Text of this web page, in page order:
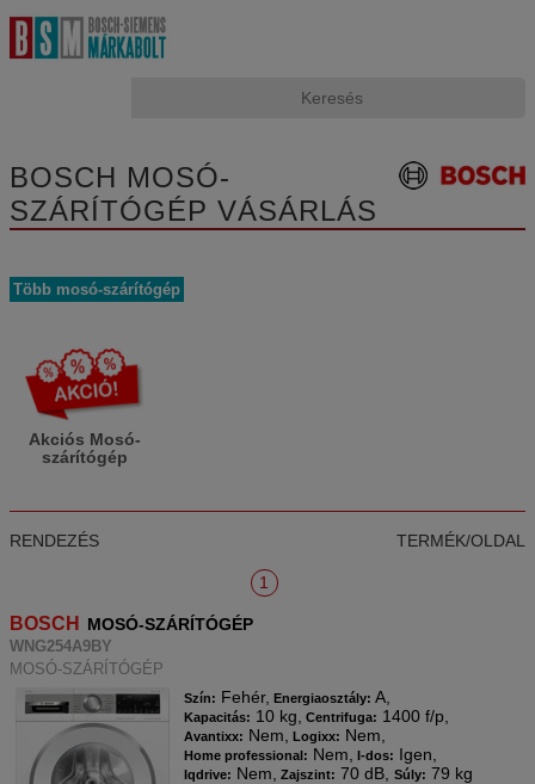
BOSCH MOSÓ-
SZÁRÍTÓGÉP VÁSÁRLÁS
Több mosó-szárítógép
Akciós Mosó-
szárítógép
RENDEZÉS TERMÉK/OLDAL
1
BOSCH MOSÓ-SZÁRÍTÓGÉP
WNG254A9BY
MOSÓ-SZÁRÍTÓGÉP
Szín: Fehér, Energiaosztály: A,
Kapacitás: 10 kg, Centrifuga: 1400 f/p,
Avantixx: Nem, Logixx: Nem,
Home professional: Nem, I-dos: Igen,
Iqdrive: Nem, Zajszint: 70 dB, Súly: 79 kg